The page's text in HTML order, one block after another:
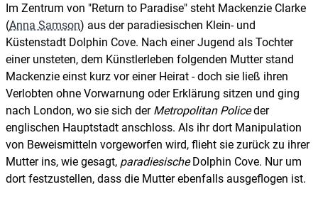
Im Zentrum von "Return to Paradise" steht Mackenzie Clarke
(Anna Samson) aus der paradiesischen Klein- und
Küstenstadt Dolphin Cove. Nach einer Jugend als Tochter
einer unsteten, dem Künstlerleben folgenden Mutter stand
Mackenzie einst kurz vor einer Heirat - doch sie ließ ihren
Verlobten ohne Vorwarnung oder Erklärung sitzen und ging
nach London, wo sie sich der Metropolitan Policeder
englischen Hauptstadt anschloss. Als ihr dort Manipulation
von Beweismitteln vorgeworfen wird, flieht sie zurück zu ihrer
Mutter ins, wie gesagt, paradiesischeDolphin Cove. Nur um
dort festzustellen, dass die Mutter ebenfalls ausgeflogen ist.